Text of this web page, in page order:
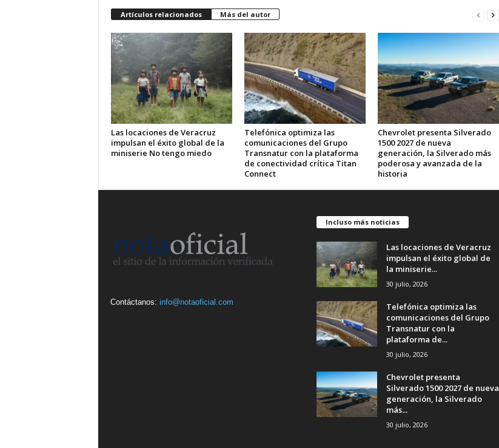
Artículos relacionados Más del autor
Las locaciones de Veracruz
impulsan el éxito global de la
miniserie No tengo miedo
Telefónica optimiza las
comunicaciones del Grupo
Transnatur con la plataforma
de conectividad crítica Titan
Connect
Chevrolet presenta Silverado
1500 2027 de nueva
generación, la Silverado más
poderosa y avanzada de la
historia
Contáctanos: info@notaoficial.com
Incluso más noticias
Las locaciones de Veracruz
impulsan el éxito global de
la miniserie...
30 julio, 2026
Telefónica optimiza las
comunicaciones del Grupo
Transnatur con la
plataforma de...
30 julio, 2026
Chevrolet presenta
Silverado 1500 2027 de nueva
generación, la Silverado
más...
30 julio, 2026